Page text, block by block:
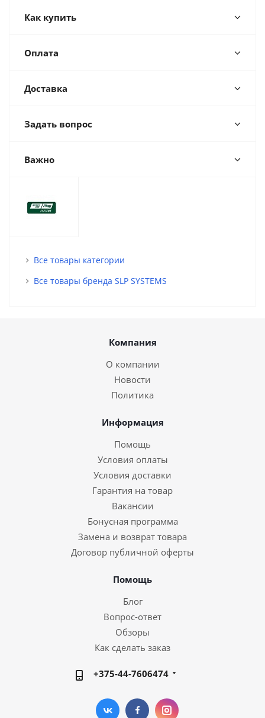
Как купить
Оплата
Доставка
Задать вопрос
Важно
Все товары категории
Все товары бренда SLP SYSTEMS
Компания
О компании
Новости
Политика
Информация
Помощь
Условия оплаты
Условия доставки
Гарантия на товар
Вакансии
Бонусная программа
Замена и возврат товара
Договор публичной оферты
Помощь
Блог
Вопрос-ответ
Обзоры
Как сделать заказ
+375-44-7606474